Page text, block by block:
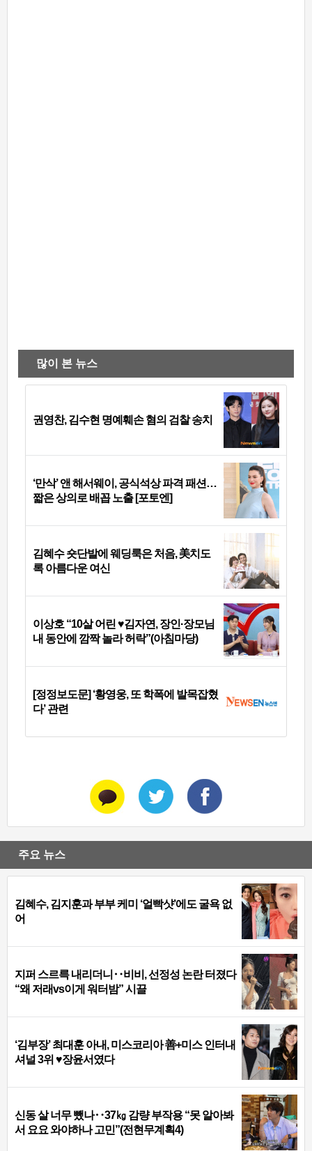
많이 본 뉴스
권영찬, 김수현 명예훼손 혐의 검찰 송치
‘만삭’ 앤 해서웨이, 공식석상 파격 패션…
짧은 상의로 배꼽 노출 [포토엔]
김혜수 숏단발에 웨딩룩은 처음, 美치도
록 아름다운 여신
이상호 “10살 어린 ♥김자연, 장인·장모님
내 동안에 깜짝 놀라 허락”(아침마당)
[정정보도문] ‘황영웅, 또 학폭에 발목잡혔
다’ 관련
주요 뉴스
김혜수, 김지훈과 부부 케미 ‘얼빡샷’에도 굴욕 없
어
지퍼 스르륵 내리더니‥비비, 선정성 논란 터졌다
“왜 저래vs이게 워터밤” 시끌
‘김부장’ 최대훈 아내, 미스코리아 善+미스 인터내
셔널 3위 ♥장윤서였다
신동 살 너무 뺐나‥37㎏ 감량 부작용 “못 알아봐
서 요요 와야하나 고민”(전현무계획4)